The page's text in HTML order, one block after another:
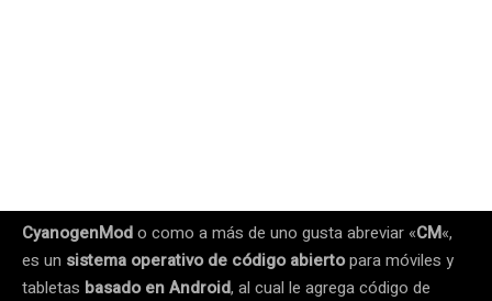
CyanogenModo como a más de uno gusta abreviar «CM«,
es un sistema operativo de código abiertopara móviles y
tabletas basado en Android, al cual le agrega código de